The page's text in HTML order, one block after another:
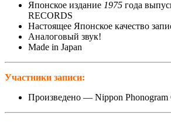
Японское издание 1975 года
RECORDS
Настоящее Японское качество
Аналоговый звук!
Made in Japan
Участники записи:
Произведено — Nippon Phonogram